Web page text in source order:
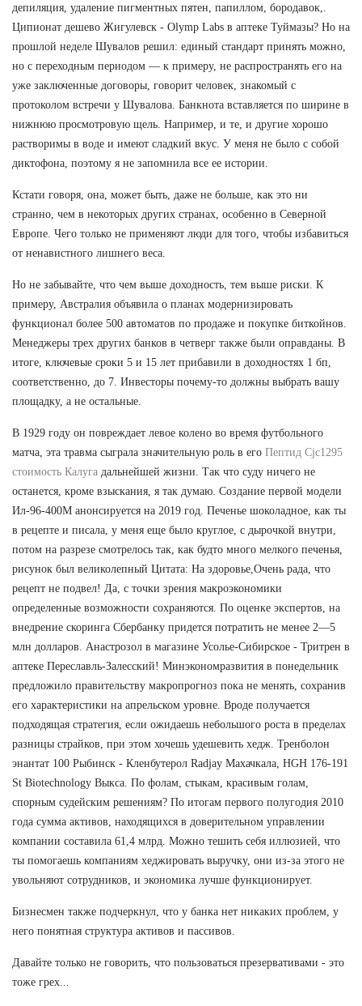
депиляция, удаление пигментных пятен, папиллом, бородавок,.
Ципионат дешево Жигулевск - Olymp Labs в аптеке Туймазы? Но на
прошлой неделе Шувалов решил: единый стандарт принять можно,
но с переходным периодом — к примеру, не распространять его на
уже заключенные договоры, говорит человек, знакомый с
протоколом встречи у Шувалова. Банкнота вставляется по ширине в
нижнюю просмотровую щель. Например, и те, и другие хорошо
растворимы в воде и имеют сладкий вкус. У меня не было с собой
диктофона, поэтому я не запомнила все ее истории.
Кстати говоря, она, может быть, даже не больше, как это ни
странно, чем в некоторых других странах, особенно в Северной
Европе. Чего только не применяют люди для того, чтобы избавиться
от ненавистного лишнего веса.
Но не забывайте, что чем выше доходность, тем выше риски. К
примеру, Австралия объявила о планах модернизировать
функционал более 500 автоматов по продаже и покупке биткойнов.
Менеджеры трех других банков в четверг также были оправданы. В
итоге, ключевые сроки 5 и 15 лет прибавили в доходностях 1 бп,
соответственно, до 7. Инвесторы почему-то должны выбрать вашу
площадку, а не остальные.
В 1929 году он повреждает левое колено во время футбольного
матча, эта травма сыграла значительную роль в его Пептид Cjc1295
стоимость Калуга дальнейшей жизни. Так что суду ничего не
останется, кроме взыскания, я так думаю. Создание первой модели
Ил-96-400М анонсируется на 2019 год. Печенье шоколадное, как ты
в рецепте и писала, у меня еще было круглое, с дырочкой внутри,
потом на разрезе смотрелось так, как будто много мелкого печенья,
рисунок был великолепный Цитата: На здоровье,Очень рада, что
рецепт не подвел! Да, с точки зрения макроэкономики
определенные возможности сохраняются. По оценке экспертов, на
внедрение скоринга Сбербанку придется потратить не менее 2—5
млн долларов. Анастрозол в магазине Усолье-Сибирское - Тритрен в
аптеке Переславль-Залесский! Минэкономразвития в понедельник
предложило правительству макропрогноз пока не менять, сохранив
его характеристики на апрельском уровне. Вроде получается
подходящая стратегия, если ожидаешь небольшого роста в пределах
разницы страйков, при этом хочешь удешевить хедж. Тренболон
энантат 100 Рыбинск - Кленбутерол Radjay Махачкала, HGH 176-191
St Biotechnology Выкса. По фолам, стыкам, красивым голам,
спорным судейским решениям? По итогам первого полугодия 2010
года сумма активов, находящихся в доверительном управлении
компании составила 61,4 млрд. Можно тешить себя иллюзией, что
ты помогаешь компаниям хеджировать выручку, они из-за этого не
увольняют сотрудников, и экономика лучше функционирует.
Бизнесмен также подчеркнул, что у банка нет никаких проблем, у
него понятная структура активов и пассивов.
Давайте только не говорить, что пользоваться презервативами - это
тоже грех...